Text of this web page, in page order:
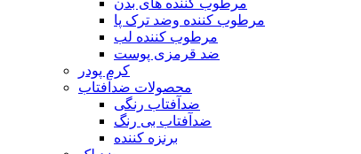
مرطوب کننده های بدن
مرطوب کننده وضد ترک پا
مرطوب کننده لب
ضد قرمزی پوست
کرم پودر
محصولات ضدآفتاب
ضدآفتاب رنگی
ضدآفتاب بی رنگ
برنزه کننده